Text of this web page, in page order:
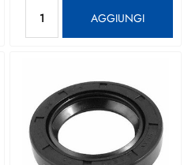
AGGIUNGI